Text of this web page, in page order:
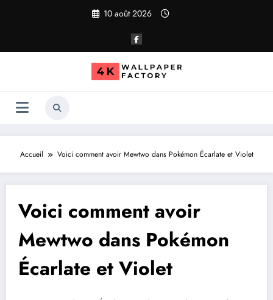
10 août 2026
Accueil Voici comment avoir Mewtwo dans Pokémon Écarlate et Violet
Voici comment avoir
Mewtwo dans Pokémon
Écarlate et Violet